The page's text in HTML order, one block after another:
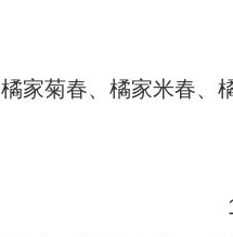
橘家菊春、橘家米春、